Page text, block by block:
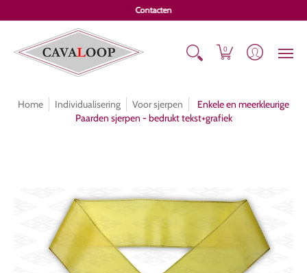
Erelinten Koopjes
Contacten
0
Home Individualisering Voor sjerpen
Enkele en meerkleurige
Paarden sjerpen - bedrukt tekst+grafiek